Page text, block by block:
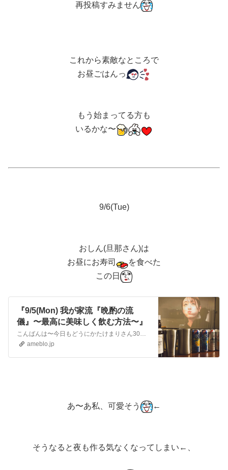
再投稿すみません
これから素敵なところで
お昼ごはんっ
もう始まってる方も
いるかな〜
9/6(Tue)
おしん(旦那さん)は
お昼にお寿司
を食べた
この日
『9/5(Mon) 我が家流『晩酌の流
儀』〜最高に美味しく飲む方法〜』
こんばんは〜今日もどうにかたけまりさん30分達成！短いトレをいくつかやったよやり出せさえすれば←、終わった時は最高に気持ちいいよねっさて、転職活動5日め。今日…
ameblo.jp
あ〜あ私、可愛そう ←
そうなると夜も作る気なくなってしまい←、